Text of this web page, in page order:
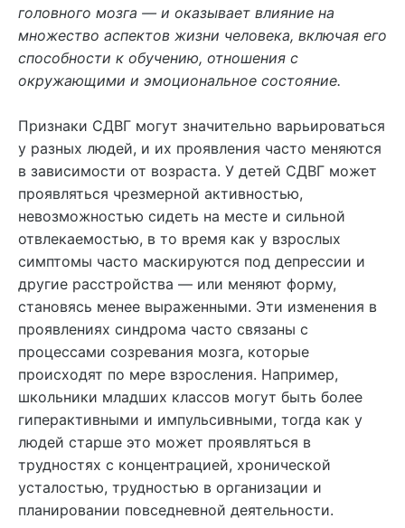
головного мозга — и оказывает влияние на
множество аспектов жизни человека, включая его
способности к обучению, отношения с
окружающими и эмоциональное состояние.
Признаки СДВГ могут значительно варьироваться
у разных людей, и их проявления часто меняются
в зависимости от возраста. У детей СДВГ может
проявляться чрезмерной активностью,
невозможностью сидеть на месте и сильной
отвлекаемостью, в то время как у взрослых
симптомы часто маскируются под депрессии и
другие расстройства — или меняют форму,
становясь менее выраженными. Эти изменения в
проявлениях синдрома часто связаны с
процессами созревания мозга, которые
происходят по мере взросления. Например,
школьники младших классов могут быть более
гиперактивными и импульсивными, тогда как у
людей старше это может проявляться в
трудностях с концентрацией, хронической
усталостью, трудностью в организации и
планировании повседневной деятельности.